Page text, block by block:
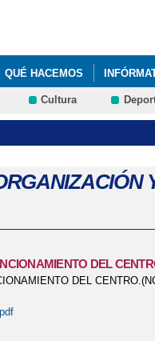
QUÉ HACEMOS
Cultura
DEL
DEL